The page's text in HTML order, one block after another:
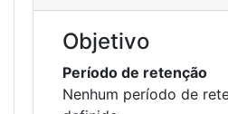
Objetivo
Período de retenção
Nenhum período de